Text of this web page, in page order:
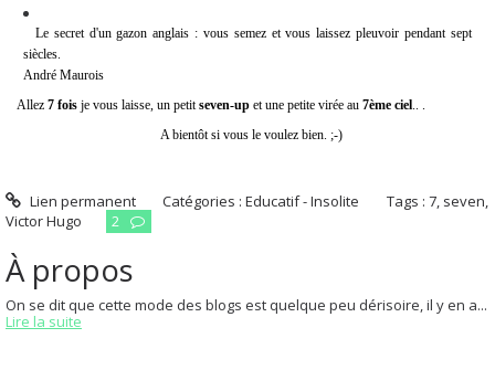
Le secret d'un gazon anglais : vous semez et vous laissez pleuvoir pendant sept
siècles.
André Maurois
Allez 7 fois je vous laisse, un petitseven-up et une petite virée au 7ème ciel.. .
A bientôt si vous le voulez bien. ;-)
Lien permanent Catégories :Educatif - Insolite Tags :7, seven,
Victor Hugo
2
À propos
On se dit que cette mode des blogs est quelque peu dérisoire, il y en a...
Lire la suite